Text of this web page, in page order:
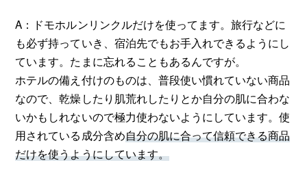
A：ドモホルンリンクルだけを使ってます。旅行などに
も必ず持っていき、宿泊先でもお手入れできるようにし
ています。たまに忘れることもあるんですが。
ホテルの備え付けのものは、普段使い慣れていない商品
なので、乾燥したり肌荒れしたりとか自分の肌に合わな
いかもしれないので極力使わないようにしています。使
用されている成分含め自分の肌に合って信頼できる商品
だけを使うようにしています。